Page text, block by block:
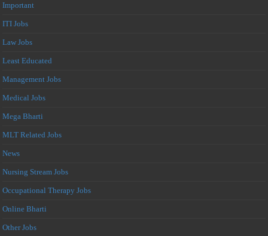
Important
ITI Jobs
Law Jobs
Least Educated
Management Jobs
Medical Jobs
Mega Bharti
MLT Related Jobs
News
Nursing Stream Jobs
Occupational Therapy Jobs
Online Bharti
Other Jobs